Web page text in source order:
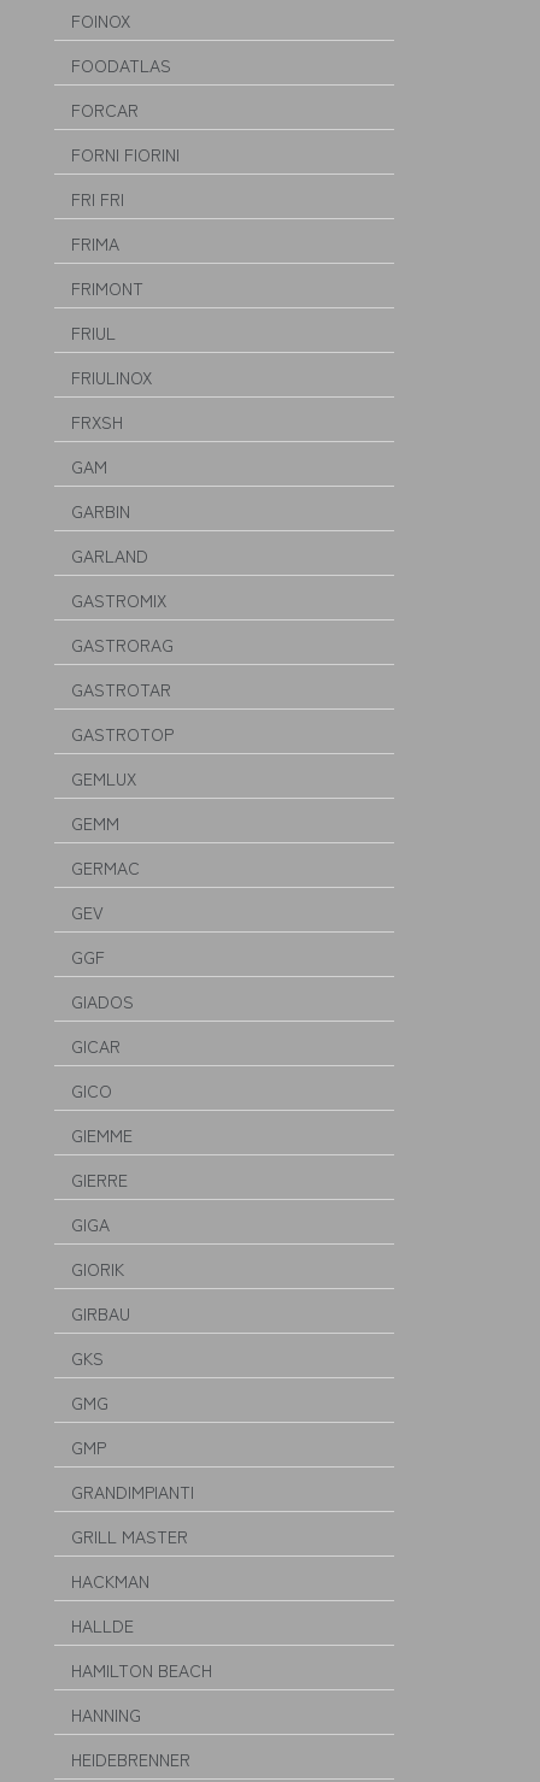
FOINOX
FOODATLAS
FORCAR
FORNI FIORINI
FRI FRI
FRIMA
FRIMONT
FRIUL
FRIULINOX
FRXSH
GAM
GARBIN
GARLAND
GASTROMIX
GASTRORAG
GASTROTAR
GASTROTOP
GEMLUX
GEMM
GERMAC
GEV
GGF
GIADOS
GICAR
GICO
GIEMME
GIERRE
GIGA
GIORIK
GIRBAU
GKS
GMG
GMP
GRANDIMPIANTI
GRILL MASTER
HACKMAN
HALLDE
HAMILTON BEACH
HANNING
HEIDEBRENNER